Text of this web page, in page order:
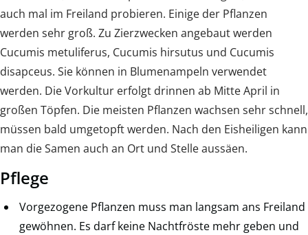
auch mal im Freiland probieren. Einige der Pflanzen
werden sehr groß. Zu Zierzwecken angebaut werden
Cucumis metuliferus, Cucumis hirsutus und Cucumis
disapceus. Sie können in Blumenampeln verwendet
werden. Die Vorkultur erfolgt drinnen ab Mitte April in
großen Töpfen. Die meisten Pflanzen wachsen sehr schnell,
müssen bald umgetopft werden. Nach den Eisheiligen kann
man die Samen auch an Ort und Stelle aussäen.
Pflege
Vorgezogene Pflanzen muss man langsam ans Freiland
gewöhnen. Es darf keine Nachtfröste mehr geben und